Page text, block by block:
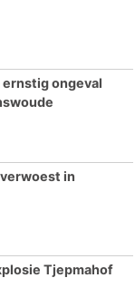
ongeval
in
Tjepmahof